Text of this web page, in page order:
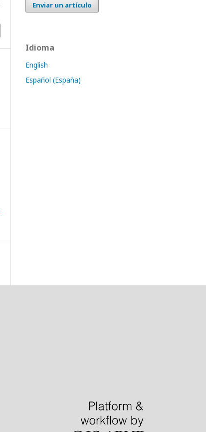
Enviar un artículo
Idioma
English
Español (España)